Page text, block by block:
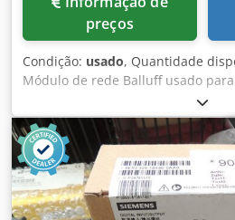
preços
Condição: usado, Quantidade
Módulo de rede Balluff usado
Ethernet e de barramento de
Ah Aea Fabricante: Balluff Tipo
rede Modelo: BNI006C 1902HU
Automação industrial
Barramento de campo Tipo de
montagem: Montagem em campo
Adequado para: Conexão de